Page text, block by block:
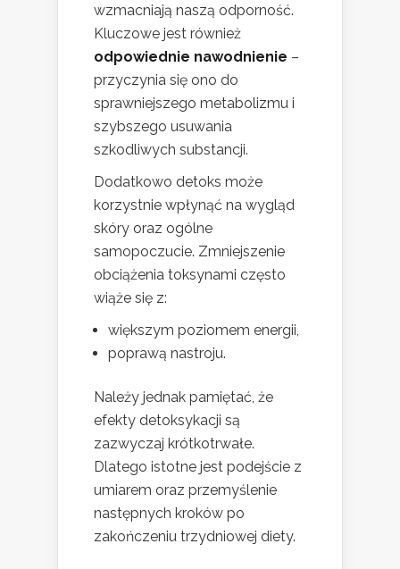
wzmacniają naszą odporność.
Kluczowe jest również
odpowiednie nawodnienie –
przyczynia się ono do
sprawniejszego metabolizmu i
szybszego usuwania
szkodliwych substancji.
Dodatkowo detoks może
korzystnie wpłynąć na wygląd
skóry oraz ogólne
samopoczucie. Zmniejszenie
obciążenia toksynami często
wiąże się z:
większym poziomem energii,
poprawą nastroju.
Należy jednak pamiętać, że
efekty detoksykacji są
zazwyczaj krótkotrwałe.
Dlatego istotne jest podejście z
umiarem oraz przemyślenie
następnych kroków po
zakończeniu trzydniowej diety.